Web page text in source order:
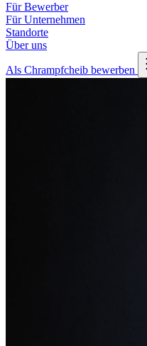
Für Bewerber
Für Unternehmen
Standorte
Über uns
Als Chrampfcheib bewerben